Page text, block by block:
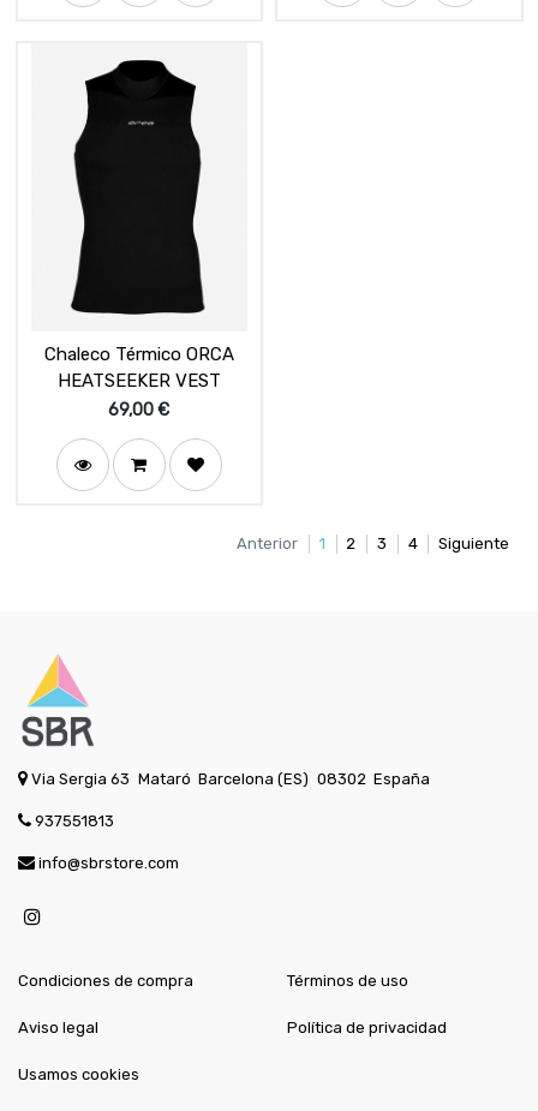
Chaleco Térmico ORCA
HEATSEEKER VEST
69,00€
Anterior 1 2 3 4 Siguiente
Via Sergia 63 Mataró Barcelona (ES) 08302 España
937551813
info@sbrstore.com
Condiciones de compra
Aviso legal
Términos de uso
Política de privacidad
Usamos cookies